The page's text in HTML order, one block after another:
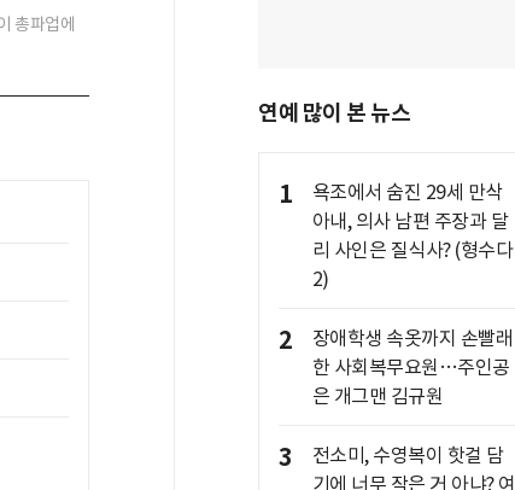
총파업에
연예 많이 본 뉴스
1
욕조에서 숨진 29세 만삭
아내, 의사 남편 주장과 달
리 사인은 질식사? (형수다
2)
2
장애학생 속옷까지 손빨래
한 사회복무요원…주인공
은 개그맨 김규원
3
전소미, 수영복이 핫걸 담
기에 너무 작은 거 아냐? 여